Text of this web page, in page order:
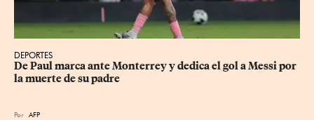
DEPORTES
De Paul marca ante Monterrey y dedica el gol a Messi por
la muerte de su padre
Por AFP